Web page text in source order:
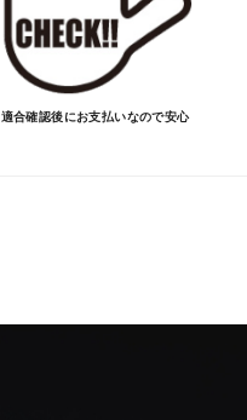
適合確認後にお支払いなので安心